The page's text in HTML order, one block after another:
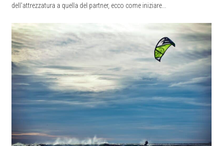
dell'attrezzatura a quella del partner, ecco come iniziare...